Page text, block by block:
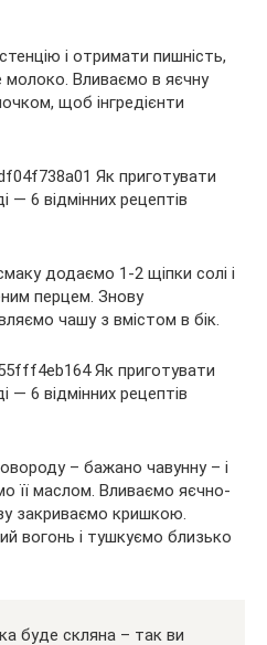
і отримати пишність,
молоко. Вливаємо в яєчну
щоб інгредієнти
додаємо 1-2 щіпки солі і
перцем. Знову
чашу з вмістом в бік.
– бажано чавунну – і
її маслом. Вливаємо яєчно-
закриваємо кришкою.
вогонь і тушкуємо близько
буде скляна – так ви